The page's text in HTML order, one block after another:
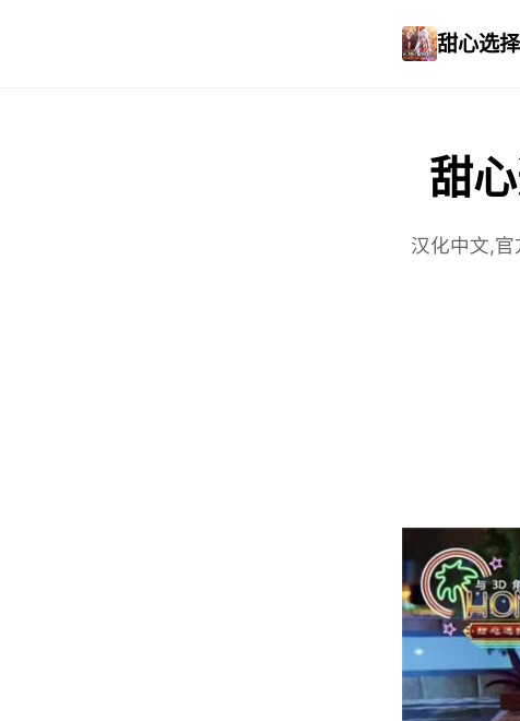
甜心选
甜
汉化中文,